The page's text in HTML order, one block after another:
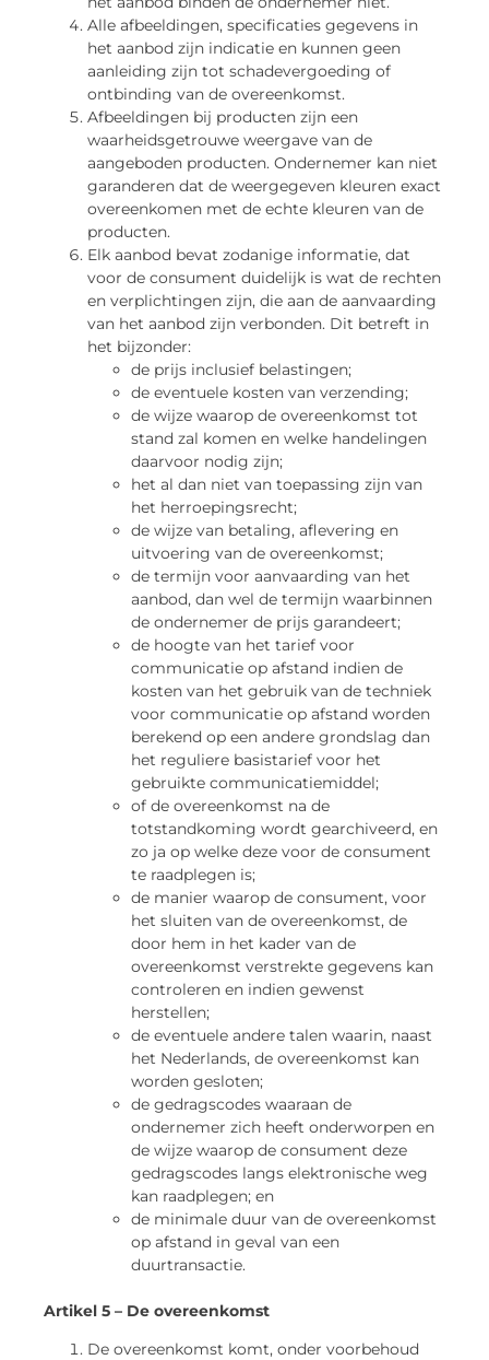
Alle afbeeldingen, specificaties gegevens in
het aanbod zijn indicatie en kunnen geen
aanleiding zijn tot schadevergoeding of
ontbinding van de overeenkomst.
Afbeeldingen bij producten zijn een
waarheidsgetrouwe weergave van de
aangeboden producten. Ondernemer kan niet
garanderen dat de weergegeven kleuren exact
overeenkomen met de echte kleuren van de
producten.
Elk aanbod bevat zodanige informatie, dat
voor de consument duidelijk is wat de rechten
en verplichtingen zijn, die aan de aanvaarding
van het aanbod zijn verbonden. Dit betreft in
het bijzonder:
de prijs inclusief belastingen;
de eventuele kosten van verzending;
de wijze waarop de overeenkomst tot
stand zal komen en welke handelingen
daarvoor nodig zijn;
het al dan niet van toepassing zijn van
het herroepingsrecht;
de wijze van betaling, aflevering en
uitvoering van de overeenkomst;
de termijn voor aanvaarding van het
aanbod, dan wel de termijn waarbinnen
de ondernemer de prijs garandeert;
de hoogte van het tarief voor
communicatie op afstand indien de
kosten van het gebruik van de techniek
voor communicatie op afstand worden
berekend op een andere grondslag dan
het reguliere basistarief voor het
gebruikte communicatiemiddel;
of de overeenkomst na de
totstandkoming wordt gearchiveerd, en
zo ja op welke deze voor de consument
te raadplegen is;
de manier waarop de consument, voor
het sluiten van de overeenkomst, de
door hem in het kader van de
overeenkomst verstrekte gegevens kan
controleren en indien gewenst
herstellen;
de eventuele andere talen waarin, naast
het Nederlands, de overeenkomst kan
worden gesloten;
de gedragscodes waaraan de
ondernemer zich heeft onderworpen en
de wijze waarop de consument deze
gedragscodes langs elektronische weg
kan raadplegen; en
de minimale duur van de overeenkomst
op afstand in geval van een
duurtransactie.
Artikel 5 – De overeenkomst
De overeenkomst komt, onder voorbehoud